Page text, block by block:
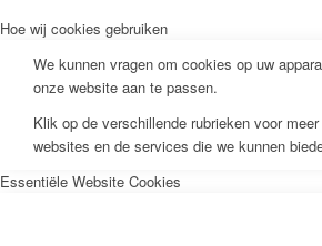
Hoe wij cookies gebruiken
We kunnen vragen om cookies op uw
onze website aan te passen.
Klik op de verschillende rubrieken voor
websites en de services die we kunnen
Essentiële Website Cookies